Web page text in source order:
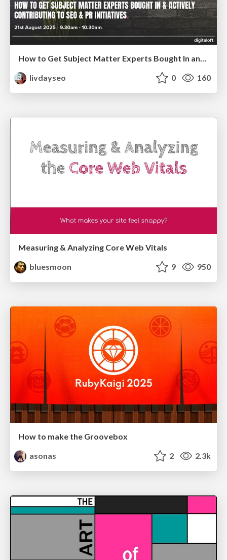
livdayseo
0 160
Measuring & Analyzing Core Web Vitals
bluesmoon
9 950
How to make the Groovebox
asonas
2 2.3k